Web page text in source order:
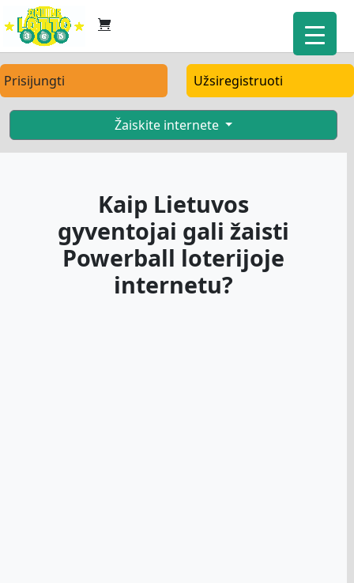
Prisijungti Užsiregistruoti
Žaiskite internete
Kaip Lietuvos
gyventojai gali žaisti
Powerball loterijoje
internetu?